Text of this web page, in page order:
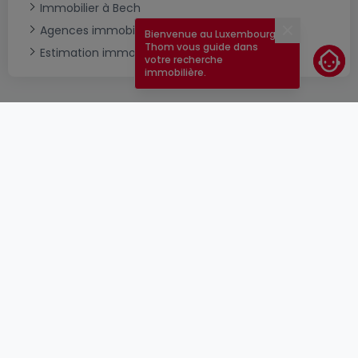
Immobilier à Bech
Agences immobilières à Bech
Estimation immobilière
Bienvenue au Luxembourg !
Thom vous guide dans
votre recherche
immobilière.